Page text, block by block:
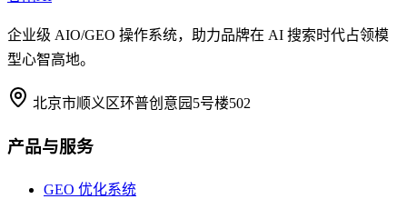
企业级 AIO/GEO 操作系统，助力品牌在 AI 搜索时代占领模
型心智高地。
北京市顺义区环普创意园5号楼502
产品与服务
GEO 优化系统